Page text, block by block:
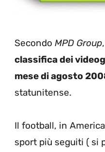
Secondo MPD Group
classifica dei
mese di agosto
statunitense.
Il football, in
sport più seguiti ( si